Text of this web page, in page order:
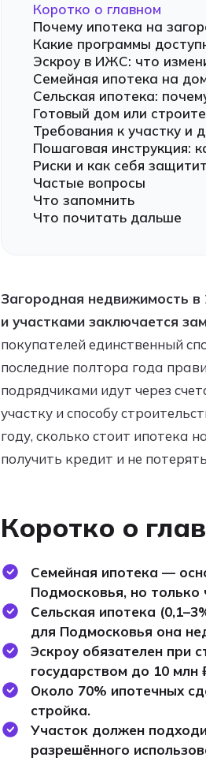
Коротко о главном
Почему ипотека на
Какие программы
Эскроу в ИЖС: что
Семейная ипотека на
Сельская ипотека:
Готовый дом или
Требования к участку и
Пошаговая инструкция:
Риски и как себя
Частые вопросы
Что запомнить
Что почитать дальше
Загородная недвижимость
и участками заключается
покупателей единственный
последние полтора года
подрядчиками идут через
участку и способу
году, сколько стоит ипотека
получить кредит и не
Коротко о
Семейная ипотека —
Подмосковья, но только
Сельская ипотека
для Подмосковья она
Эскроу обязателен при
государством до 10 млн
Около 70% ипотечных
стройка.
Участок должен
разрешённого